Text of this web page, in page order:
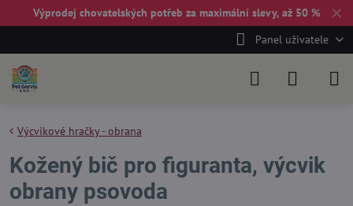
✕
Výprodej chovatelských potřeb za maximální slevy, až 50 %
Panel uživatele
Výcvikové hračky - obrana
Kožený bič pro figuranta, výcvik
obrany psovoda